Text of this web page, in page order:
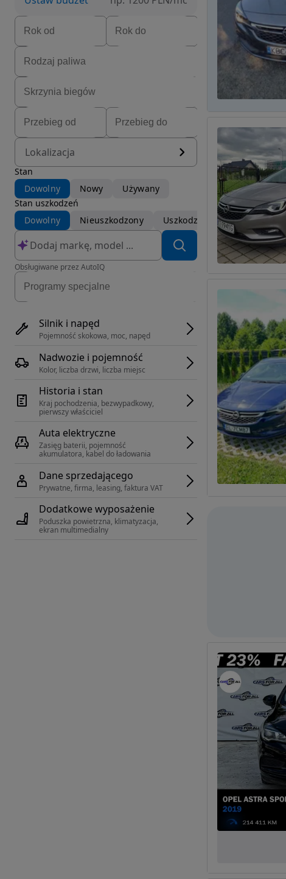
Lokalizacja
Stan
Dowolny
Nowy
Używany
Stan uszkodzeń
Dowolny
Nieuszkodzony Uszkodzony
Obsługiwane przez AutoIQ
Silnik i napęd
Pojemność skokowa, moc, napęd
Nadwozie i pojemność
Kolor, liczba drzwi, liczba miejsc
Historia i stan
Kraj pochodzenia, bezwypadkowy,
pierwszy właściciel
Auta elektryczne
Zasięg baterii, pojemność
akumulatora, kabel do ładowania
Dane sprzedającego
Prywatne, firma, leasing, faktura VAT
Dodatkowe wyposażenie
Poduszka powietrzna, klimatyzacja,
ekran multimedialny